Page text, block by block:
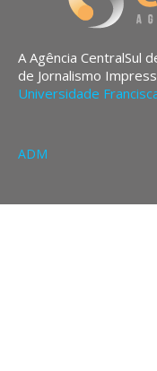
A Agência CentralSul
de Jornalismo
Universidade
ADM